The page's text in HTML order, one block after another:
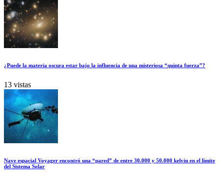
¿Puede la materia oscura estar bajo la influencia de una misteriosa “quinta fuerza”?
13 vistas
Nave espacial Voyager encontró una “pared” de entre 30.000 y 50.000 kelvin en el límite
del Sistema Solar